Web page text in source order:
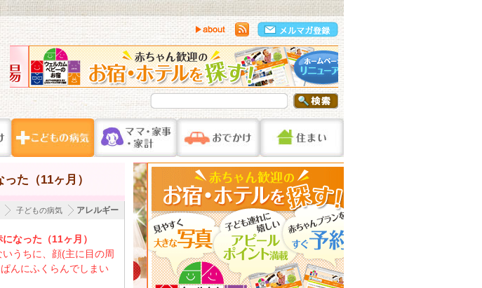
た（11ヶ月）
アレルギー
子どもの病気
なった（11ヶ月）
うちに、顔(主に目の周
んにふくらんでしまい